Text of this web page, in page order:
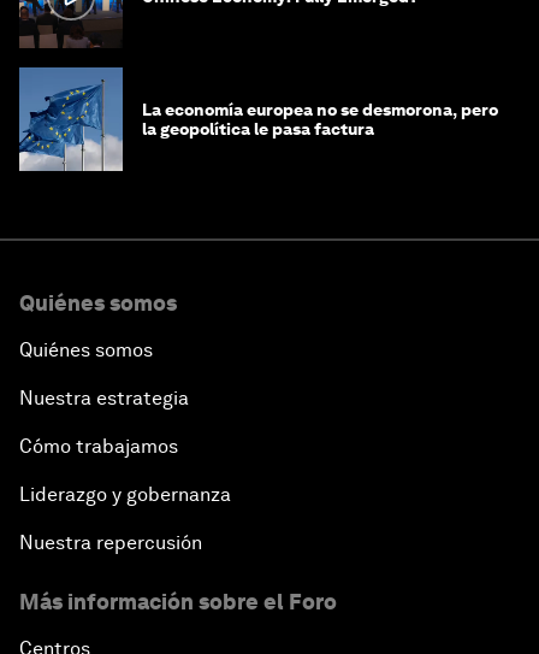
La economía europea no se desmorona, pero
la geopolítica le pasa factura
Quiénes somos
Quiénes somos
Nuestra estrategia
Cómo trabajamos
Liderazgo y gobernanza
Nuestra repercusión
Más información sobre el Foro
Centros